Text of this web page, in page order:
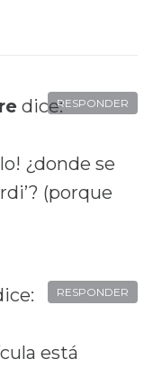
dice:
¿donde se
(porque
RESPONDER
está
RESPONDER